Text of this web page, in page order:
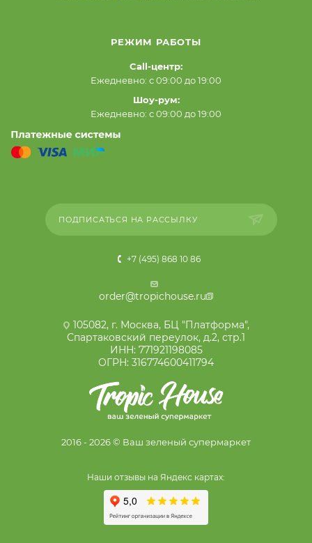
РЕЖИМ РАБОТЫ
Call-центр:
Ежедневно: с 09:00 до 19:00
Шоу-рум:
Ежедневно: с 09:00 до 19:00
ПОДПИСАТЬСЯ НА РАССЫЛКУ
+7 (495) 868 10 86
order@tropichouse.ru
105082, г. Москва, БЦ "Платформа",
Спартаковский переулок, д.2, стр.1
ИНН: 771921198085
ОГРН: 316774600411794
2016 - 2026 © Ваш зеленый супермаркет
Наши отзывы на Яндекс картах: